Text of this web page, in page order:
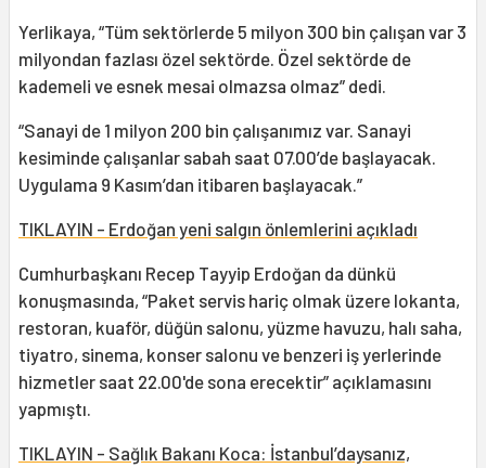
Yerlikaya, “Tüm sektörlerde 5 milyon 300 bin çalışan var 3
milyondan fazlası özel sektörde. Özel sektörde de
kademeli ve esnek mesai olmazsa olmaz” dedi.
“Sanayi de 1 milyon 200 bin çalışanımız var. Sanayi
kesiminde çalışanlar sabah saat 07.00’de başlayacak.
Uygulama 9 Kasım’dan itibaren başlayacak.”
TIKLAYIN - Erdoğan yeni salgın önlemlerini açıkladı
Cumhurbaşkanı Recep Tayyip Erdoğan da dünkü
konuşmasında, “Paket servis hariç olmak üzere lokanta,
restoran, kuaför, düğün salonu, yüzme havuzu, halı saha,
tiyatro, sinema, konser salonu ve benzeri iş yerlerinde
hizmetler saat 22.00'de sona erecektir” açıklamasını
yapmıştı.
TIKLAYIN - Sağlık Bakanı Koca: İstanbul’daysanız,